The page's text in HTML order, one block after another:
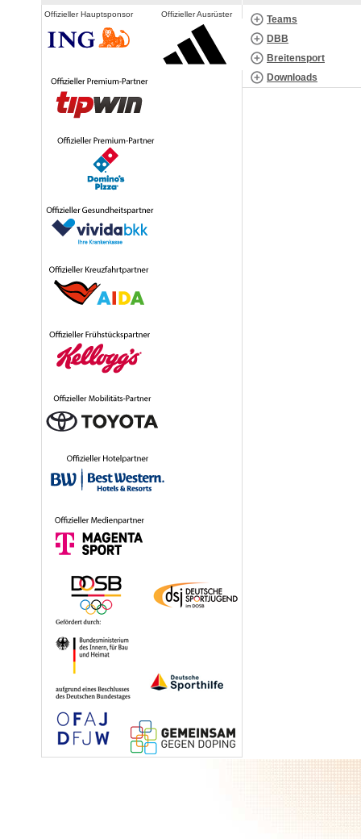
Offizieller Hauptsponsor Offizieller Ausrüster
Teams
DBB
Breitensport
Downloads